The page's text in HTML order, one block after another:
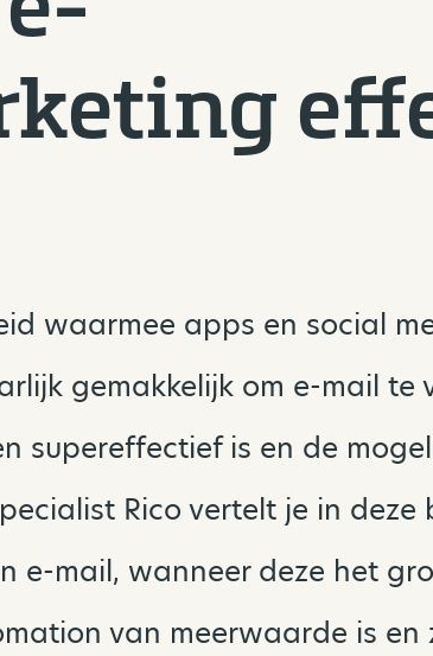
waarmee apps en social
gemakkelijk om e-mail te
supereffectief is en de
Rico vertelt je in deze
e-mail, wanneer deze het
van meerwaarde is en